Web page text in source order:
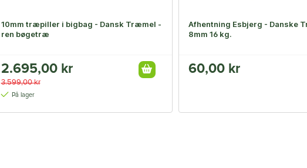
10mm træpiller i bigbag - Dansk Træmel -
ren bøgetræ
2.695,00 kr
3.599,00 kr
På lager
Afhentning Esbjerg - Danske
8mm 16 kg.
60,00 kr